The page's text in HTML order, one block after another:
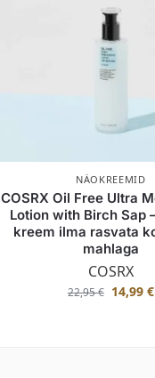
NÄOKREEMID
COSRX Oil Free Ultra
Lotion with Birch Sap
kreem ilma rasvata
mahlaga
COSRX
22,95€ 14,99 €